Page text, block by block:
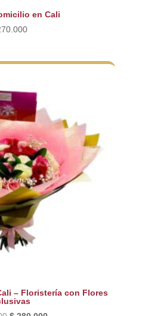
en Cali
– Floristería con Flores